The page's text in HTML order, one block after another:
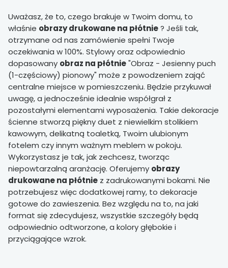
Uważasz, że to, czego brakuje w Twoim domu, to
właśnie obrazy drukowane na płótnie? Jeśli tak,
otrzymane od nas zamówienie spełni Twoje
oczekiwania w 100%. Stylowy oraz odpowiednio
dopasowany obraz na płótnie"Obraz - Jesienny puch
(1-częściowy) pionowy" może z powodzeniem zająć
centralne miejsce w pomieszczeniu. Będzie przykuwał
uwagę, a jednocześnie idealnie współgrał z
pozostałymi elementami wyposażenia. Takie dekoracje
ścienne stworzą piękny duet z niewielkim stolikiem
kawowym, delikatną toaletką, Twoim ulubionym
fotelem czy innym ważnym meblem w pokoju.
Wykorzystasz je tak, jak zechcesz, tworząc
niepowtarzalną aranżację. Oferujemy obrazy
drukowane na płótnie z zadrukowanymi bokami. Nie
potrzebujesz więc dodatkowej ramy, to dekoracje
gotowe do zawieszenia. Bez względu na to, na jaki
format się zdecydujesz, wszystkie szczegóły będą
odpowiednio odtworzone, a kolory głębokie i
przyciągające wzrok.